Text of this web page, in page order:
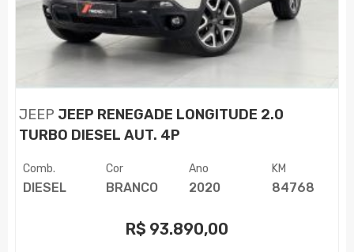
JEEP JEEP RENEGADE LONGITUDE 2.0
TURBO DIESEL AUT. 4P
Comb.
DIESEL
Cor
BRANCO
Ano
2020
KM
84768
R$ 93.890,00